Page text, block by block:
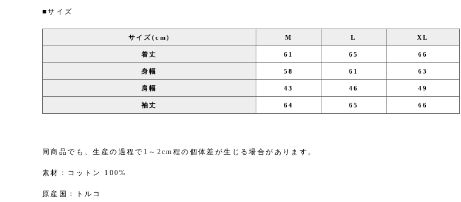
■サイズ
サイズ(cm) M L XL
着丈 61 65 66
身幅 58 61 63
肩幅 43 46 49
袖丈 64 65 66
同商品でも、生産の過程で1～2cm程の個体差が生じる場合があります。
素材：コットン 100%
原産国：トルコ